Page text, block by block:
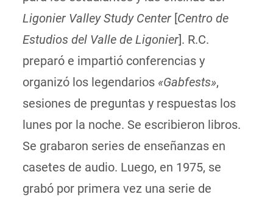
Ligonier Valley Study Center [Centro de
Estudios del Valle de Ligonier]. R.C.
preparó e impartió conferencias y
organizó los legendarios «Gabfests»,
sesiones de preguntas y respuestas los
lunes por la noche. Se escribieron libros.
Se grabaron series de enseñanzas en
casetes de audio. Luego, en 1975, se
grabó por primera vez una serie de